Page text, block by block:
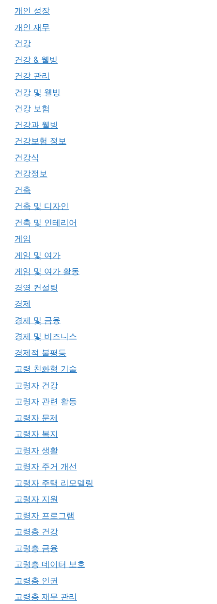
개인 성장
개인 재무
건강
건강 & 웰빙
건강 관리
건강 및 웰빙
건강 보험
건강과 웰빙
건강보험 정보
건강식
건강정보
건축
건축 및 디자인
건축 및 인테리어
게임
게임 및 여가
게임 및 여가 활동
경영 컨설팅
경제
경제 및 금융
경제 및 비즈니스
경제적 불평등
고령 친화형 기술
고령자 건강
고령자 관련 활동
고령자 문제
고령자 복지
고령자 생활
고령자 주거 개선
고령자 주택 리모델링
고령자 지원
고령자 프로그램
고령층 건강
고령층 금융
고령층 데이터 보호
고령층 인권
고령층 재무 관리